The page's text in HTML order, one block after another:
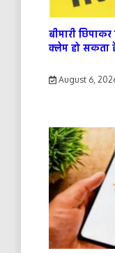
बीमारी
क्लेम हो सकता
August 6,